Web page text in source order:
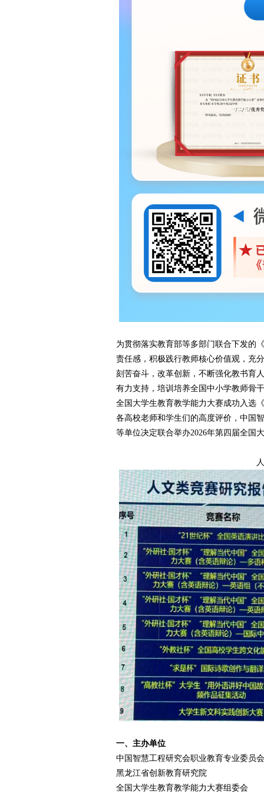
为贯彻落实教育部等多部门联合下发的
责任感，积极践行教师核心价值观，充
刻苦奋斗，改革创新，不断强化教书育
有力支持，培训培养全国中小学教师骨
全国大学生教育教学能力大赛成功入选
各高校老师和学生们的高度评价，中国
等单位决定联合举办2026年第四届全国
一、主办单位
中国智慧工程研究会职业教育专业委员
黑龙江省创新教育研究院
全国大学生教育教学能力大赛组委会